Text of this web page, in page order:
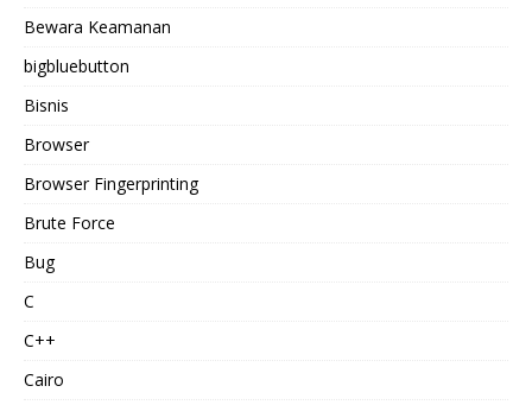
Bewara Keamanan
bigbluebutton
Bisnis
Browser
Browser Fingerprinting
Brute Force
Bug
C
C++
Cairo